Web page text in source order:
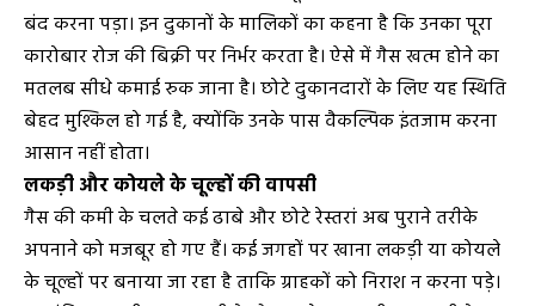
बंद करना पड़ा। इन दुकानों के मालिकों का कहना है कि उनका पूरा
कारोबार रोज की बिक्री पर निर्भर करता है। ऐसे में गैस खत्म होने का
मतलब सीधे कमाई रुक जाना है। छोटे दुकानदारों के लिए यह स्थिति
बेहद मुश्किल हो गई है, क्योंकि उनके पास वैकल्पिक इंतजाम करना
आसान नहीं होता।
लकड़ी और कोयले के चूल्हों की वापसी
गैस की कमी के चलते कई ढाबे और छोटे रेस्तरां अब पुराने तरीके
अपनाने को मजबूर हो गए हैं। कई जगहों पर खाना लकड़ी या कोयले
के चूल्हों पर बनाया जा रहा है ताकि ग्राहकों को निराश न करना पड़े।